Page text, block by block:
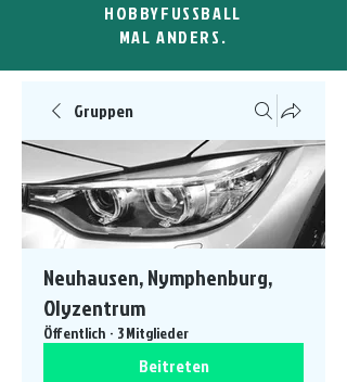
HOBBYFUSSBALL
MAL ANDERS.
Gruppen
Neuhausen, Nymphenburg,
Olyzentrum
Öffentlich · 3 Mitglieder
Beitreten